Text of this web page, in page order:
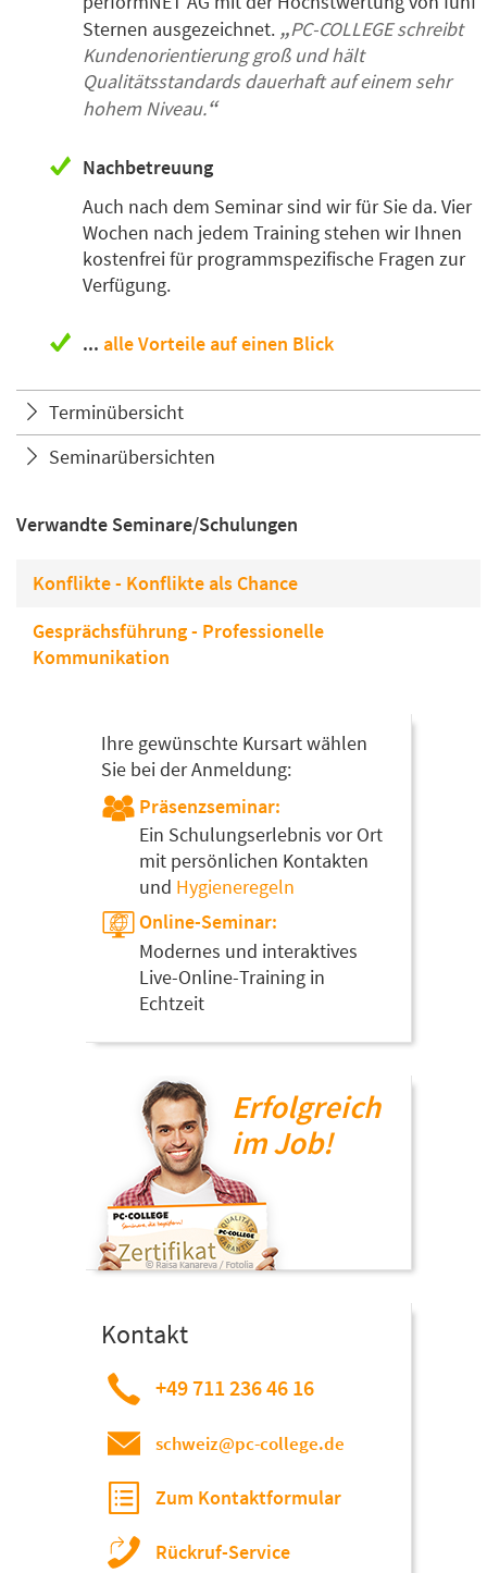
Sternen ausgezeichnet.
PC-COLLEGE schreibt
Kundenorientierung groß und hält
Qualitätsstandards dauerhaft auf einem sehr
hohem Niveau.
Nachbetreuung
Auch nach dem Seminar sind wir für Sie da. Vier
Wochen nach jedem Training stehen wir Ihnen
kostenfrei für programmspezifische Fragen zur
Verfügung.
... alle Vorteile auf einen Blick
Terminübersicht
Seminarübersichten
Verwandte Seminare/Schulungen
Konflikte - Konflikte als Chance
Gesprächsführung - Professionelle
Kommunikation
Ihre gewünschte Kursart wählen
Sie bei der Anmeldung:
Präsenzseminar:
Ein Schulungserlebnis vor Ort
mit persönlichen Kontakten
und Hygieneregeln
Online-Seminar:
Modernes und interaktives
Live-Online-Training in
Echtzeit
Erfolgreich
im Job!
Kontakt
+49 711 236 46 16
schweiz@pc-college.de
Zum Kontaktformular
Rückruf-Service